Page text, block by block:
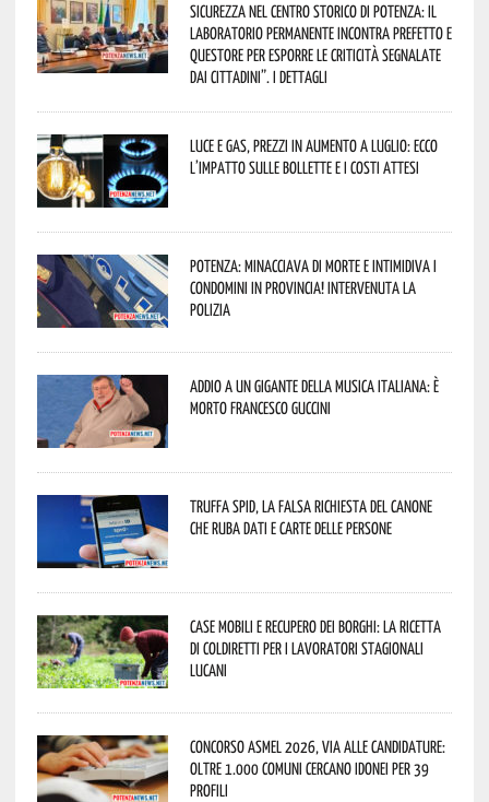
Sicurezza nel Centro Storico di Potenza: il
Laboratorio Permanente incontra Prefetto e
Questore per esporre le criticità segnalate
dai cittadini”. I dettagli
Luce e gas, prezzi in aumento a luglio: ecco
l’impatto sulle bollette e i costi attesi
Potenza: minacciava di morte e intimidiva i
condomini in provincia! Intervenuta la
Polizia
Addio a un gigante della musica italiana: è
morto Francesco Guccini
Truffa Spid, la falsa richiesta del canone
che ruba dati e carte delle persone
Case mobili e recupero dei borghi: la ricetta
di Coldiretti per i lavoratori stagionali
lucani
Concorso Asmel 2026, via alle candidature:
oltre 1.000 Comuni cercano idonei per 39
profili